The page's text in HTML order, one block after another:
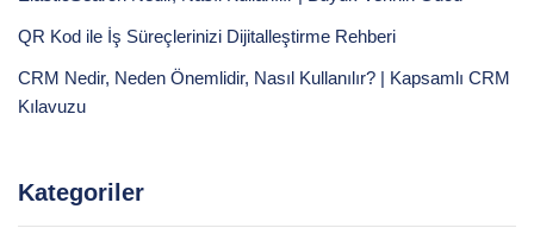
QR Kod ile İş Süreçlerinizi Dijitalleştirme Rehberi
CRM Nedir, Neden Önemlidir, Nasıl Kullanılır? | Kapsamlı CRM
Kılavuzu
Kategoriler